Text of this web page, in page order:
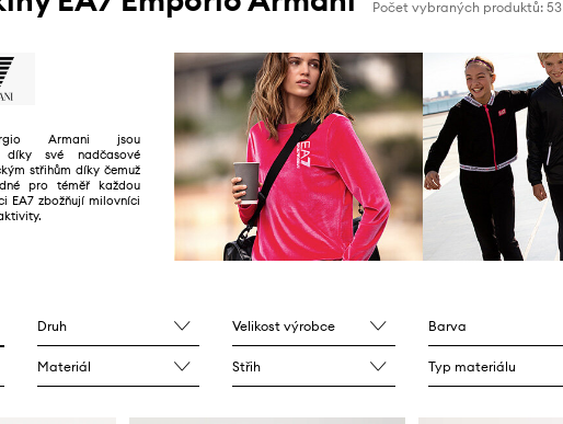
Počet vybraných produktů: 53
Armani jsou
díky své nadčasové
střihům díky čemuž
pro téměř každou
EA7 zbožňují milovníci
Druh Velikost výrobce Barva
Materiál Střih Typ materiálu